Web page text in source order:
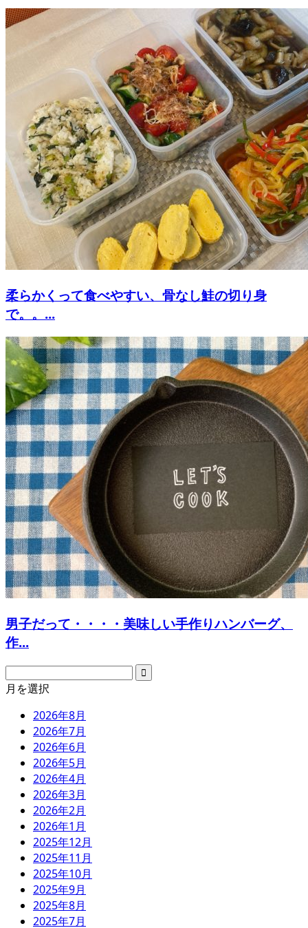
柔らかくって食べやすい、骨なし鮭の切り身
で。。...
男子だって・・・・美味しい手作りハンバーグ、
作...
月を選択
2026年8月
2026年7月
2026年6月
2026年5月
2026年4月
2026年3月
2026年2月
2026年1月
2025年12月
2025年11月
2025年10月
2025年9月
2025年8月
2025年7月